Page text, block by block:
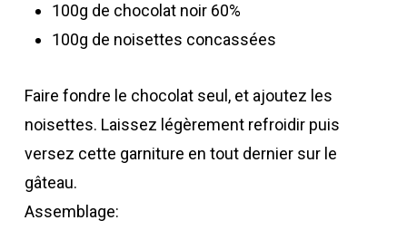
100g de chocolat noir 60%
100g de noisettes concassées
Faire fondre le chocolat seul, et ajoutez les
noisettes. Laissez légèrement refroidir puis
versez cette garniture en tout dernier sur le
gâteau.
Assemblage: